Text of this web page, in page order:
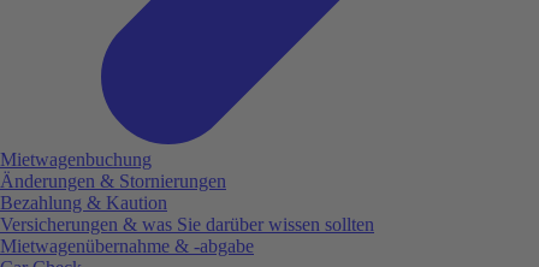
Mietwagenbuchung
Änderungen & Stornierungen
Bezahlung & Kaution
Versicherungen & was Sie darüber wissen sollten
Mietwagenübernahme & -abgabe